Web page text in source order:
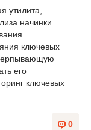
утилита,
начинки
ключевых
его
ключевых
0